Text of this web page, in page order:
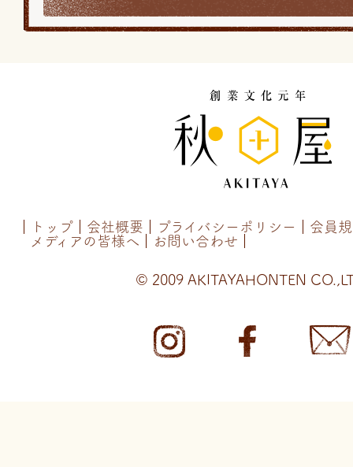
トップ 会社概要 プライバシーポリシー
会員
メディアの皆様へ
お問い合わせ
© 2009 AKITAYAHONTEN